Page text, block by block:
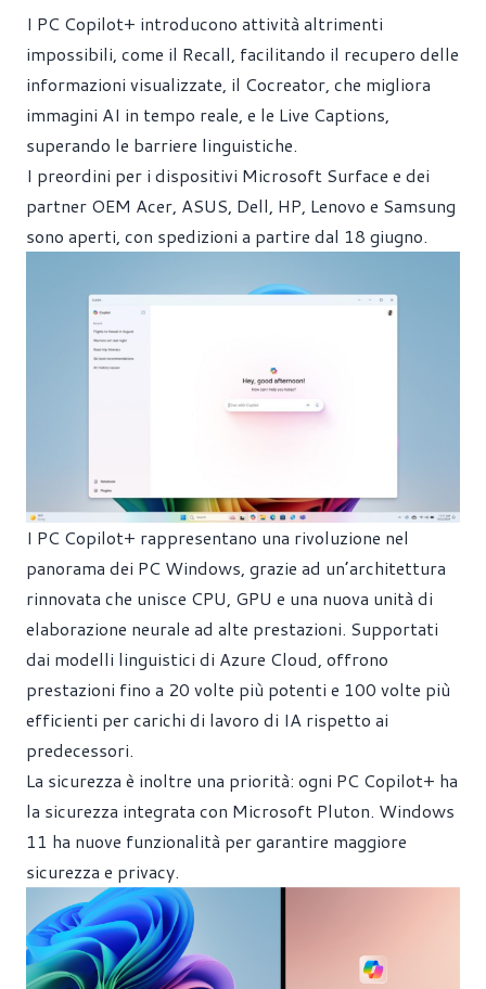
I PC Copilot+ introducono attività altrimenti
impossibili, come il Recall, facilitando il recupero delle
informazioni visualizzate, il Cocreator, che migliora
immagini AI in tempo reale, e le Live Captions,
superando le barriere linguistiche.
I preordini per i dispositivi Microsoft Surface e dei
partner OEM Acer, ASUS, Dell, HP, Lenovo e Samsung
sono aperti, con spedizioni a partire dal 18 giugno.
I PC Copilot+ rappresentano una rivoluzione nel
panorama dei PC Windows, grazie ad un’architettura
rinnovata che unisce CPU, GPU e una nuova unità di
elaborazione neurale ad alte prestazioni. Supportati
dai modelli linguistici di Azure Cloud, offrono
prestazioni fino a 20 volte più potenti e 100 volte più
efficienti per carichi di lavoro di IA rispetto ai
predecessori.
La sicurezza è inoltre una priorità: ogni PC Copilot+ ha
la sicurezza integrata con Microsoft Pluton. Windows
11 ha nuove funzionalità per garantire maggiore
sicurezza e privacy.